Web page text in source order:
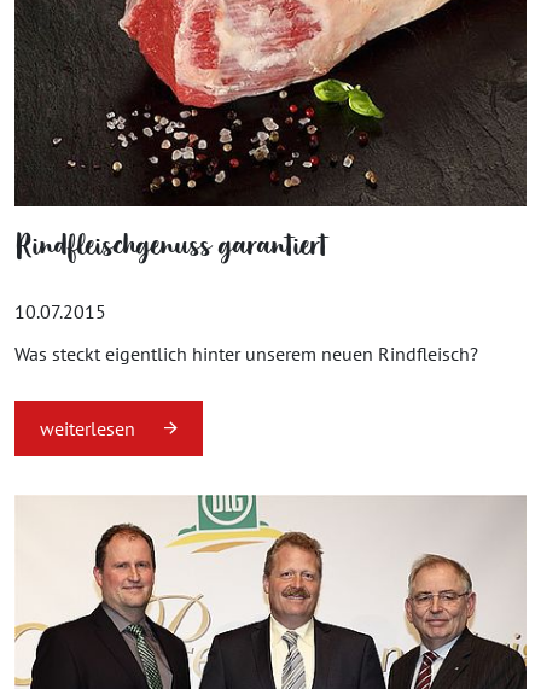
Rindfleischgenuss garantiert
10.07.2015
Was steckt eigentlich hinter unserem neuen Rindfleisch?
weiterlesen